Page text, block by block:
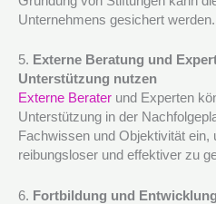
Unternehmens gesichert werden.
5. Externe Beratung und
Unterstützung nutzen
Externe Berater und Experten
Unterstützung in der
Fachwissen und Objektivität ein,
reibungsloser und effektiver zu
6. Fortbildung und